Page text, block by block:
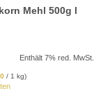
Mehl 500g l
Enthält 7% red. MwSt.
/ 1 kg)